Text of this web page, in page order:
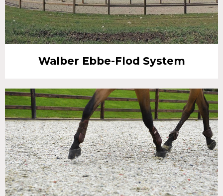
Walber Ebbe-Flod System